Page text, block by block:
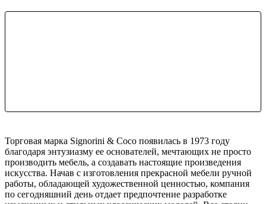
Торговая марка Signorini & Coco появилась в 1973 году
благодаря энтузиазму ее основателей, мечтающих не просто
производить мебель, а создавать настоящие произведения
искусства. Начав с изготовления прекрасной мебели ручной
работы, обладающей художественной ценностью, компания
по сегодняшний день отдает предпочтение разработке